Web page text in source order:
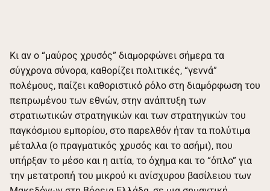
Κι αν ο “μαύρος χρυσός” διαμορφώνει σήμερα τα
σύγχρονα σύνορα, καθορίζει πολιτικές, “γεννά”
πολέμους, παίζει καθοριστικό ρόλο στη διαμόρφωση του
πεπρωμένου των εθνών, στην ανάπτυξη των
στρατιωτικών στρατηγικών και των στρατηγικών του
παγκόσμιου εμπορίου, στο παρελθόν ήταν τα πολύτιμα
μέταλλα (ο πραγματικός χρυσός και το ασήμι), που
υπήρξαν το μέσο και η αιτία, το όχημα και το “όπλο” για
την μετατροπή του μικρού κι ανίσχυρου βασίλειου των